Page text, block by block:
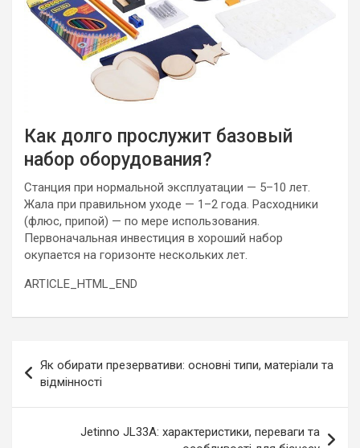
Как долго прослужит базовый
набор оборудования?
Станция при нормальной эксплуатации — 5–10 лет.
Жала при правильном уходе — 1–2 года. Расходники
(флюс, припой) — по мере использования.
Первоначальная инвестиция в хороший набор
окупается на горизонте нескольких лет.
ARTICLE_HTML_END
по
записям
Як обирати презервативи: основні типи, матеріали та
відмінності
Jetinno JL33A: характеристики, переваги та